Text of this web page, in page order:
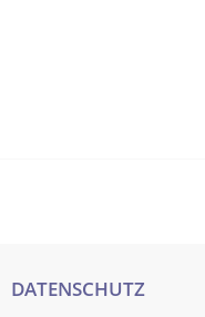
DATENSCHUTZ